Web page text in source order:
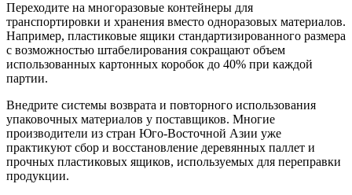
Переходите на многоразовые контейнеры для
транспортировки и хранения вместо одноразовых материалов.
Например, пластиковые ящики стандартизированного размера
с возможностью штабелирования сокращают объем
использованных картонных коробок до 40% при каждой
партии.
Внедрите системы возврата и повторного использования
упаковочных материалов у поставщиков. Многие
производители из стран Юго-Восточной Азии уже
практикуют сбор и восстановление деревянных паллет и
прочных пластиковых ящиков, используемых для переправки
продукции.